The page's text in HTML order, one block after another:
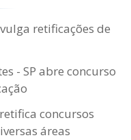
retificações de
- SP abre concurso
concursos
áreas